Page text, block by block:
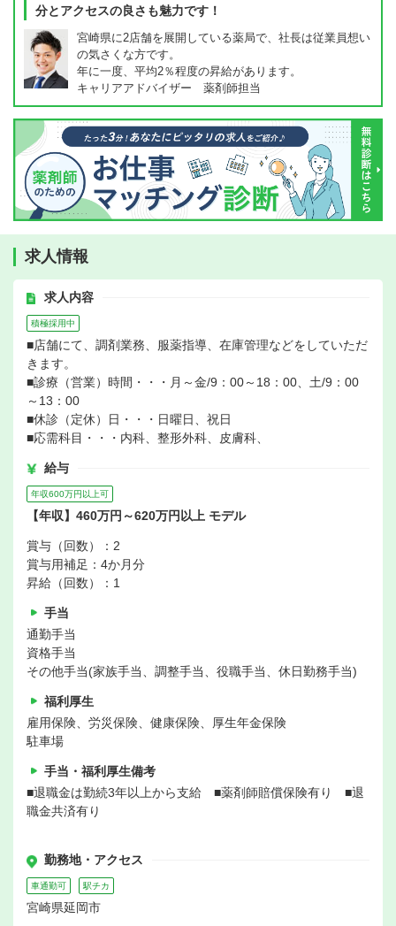
分とアクセスの良さも魅力です！
宮崎県に2店舗を展開している薬局で、社長は従業員想い
の気さくな方です。
年に一度、平均2％程度の昇給があります。
キャリアアドバイザー 薬剤師担当
求人情報
求人内容
積極採用中
■店舗にて、調剤業務、服薬指導、在庫管理などをしていただ
きます。
■診療（営業）時間・・・月～金/9：00～18：00、土/9：00
～13：00
■休診（定休）日・・・日曜日、祝日
■応需科目・・・内科、整形外科、皮膚科、
給与
年収600万円以上可
【年収】460万円～620万円以上 モデル
賞与（回数）：2
賞与用補足：4か月分
昇給（回数）：1
手当
通勤手当
資格手当
その他手当(家族手当、調整手当、役職手当、休日勤務手当)
福利厚生
雇用保険、労災保険、健康保険、厚生年金保険
駐車場
手当・福利厚生備考
■退職金は勤続3年以上から支給 ■薬剤師賠償保険有り ■退
職金共済有り
勤務地・アクセス
車通勤可 駅チカ
宮崎県延岡市